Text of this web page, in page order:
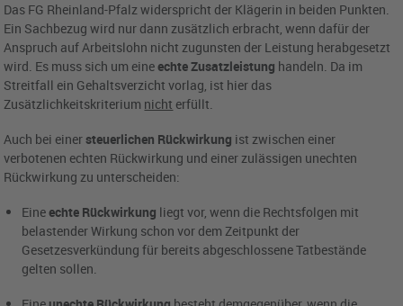
Das FG Rheinland-Pfalz widerspricht der Klägerin in beiden Punkten.
Ein Sachbezug wird nur dann zusätzlich erbracht, wenn dafür der
Anspruch auf Arbeitslohn nicht zugunsten der Leistung herabgesetzt
wird. Es muss sich um eineechte Zusatzleistung handeln. Da im
Streitfall ein Gehaltsverzicht vorlag, ist hier das
Zusätzlichkeitskriterium nicht erfüllt.
Auch bei einersteuerlichen Rückwirkung ist zwischen einer
verbotenen echten Rückwirkung und einer zulässigen unechten
Rückwirkung zu unterscheiden:
Eineechte Rückwirkung liegt vor, wenn die Rechtsfolgen mit
belastender Wirkung schon vor dem Zeitpunkt der
Gesetzesverkündung für bereits abgeschlossene Tatbestände
gelten sollen.